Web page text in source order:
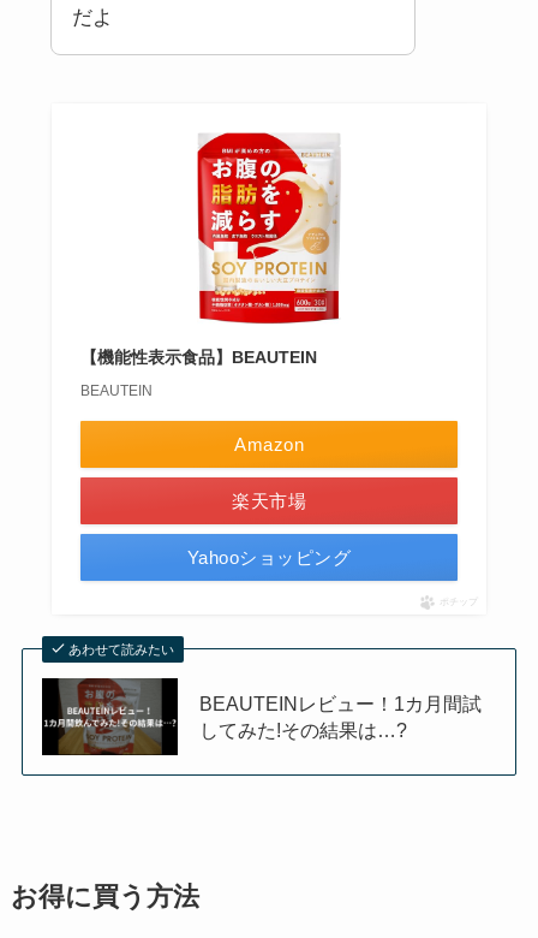
だよ
【機能性表示食品】BEAUTEIN
BEAUTEIN
Amazon
楽天市場
Yahooショッピング
ポチップ
あわせて読みたい
BEAUTEINレビュー！1カ月間試
してみた!その結果は…?
お得に買う方法